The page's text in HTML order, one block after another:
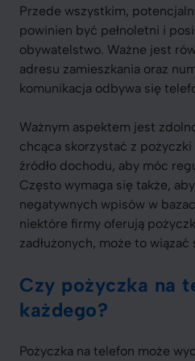
Przede wszystkim,
powinien być pełnoletni i
obywatelstwo. Ważne jest
adresu zamieszkania oraz
komunikacja odbywa się
Ważnym aspektem jest
chcąca skorzystać z pożyczki
źródło dochodu, aby móc
Często wymaga się także,
negatywnych wpisów w
niektóre firmy oferują
zadłużonych, może to
Czy pożyczka na
każdego?
Pożyczka na telefon może